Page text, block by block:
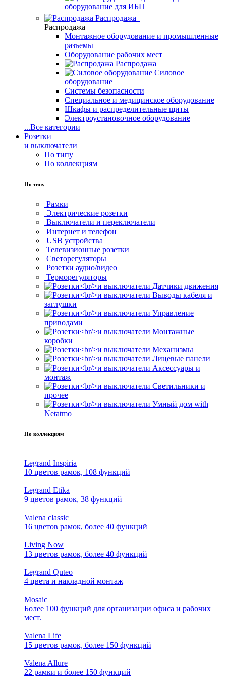
оборудование для ИБП
Распродажа
Распродажа
Монтажное оборудование и промышленные
разъемы
Оборудование рабочих мест
Распродажа
Силовое
оборудование
Системы безопасности
Специальное и медицинское оборудование
Шкафы и распределительные щиты
Электроустановочное оборудование
...Все категории
Розетки
и выключатели
По типу
По коллекциям
По типу
Рамки
Электрические розетки
Выключатели и переключатели
Интернет и телефон
USB устройства
Телевизионные розетки
Светорегуляторы
Розетки аудио/видео
Терморегуляторы
Датчики движения
Выводы кабеля и
заглушки
Управление
приводами
Монтажные
коробки
Механизмы
Лицевые панели
Аксессуары и
монтаж
Светильники и
прочее
Умный дом with
Netatmo
По коллекциям
Legrand Inspiria
10 цветов рамок, 108 функций
Legrand Etika
9 цветов рамок, 38 функций
Valena classic
16 цветов рамок, более 40 функций
Living Now
13 цветов рамок, более 40 функций
Legrand Quteo
4 цвета и накладной монтаж
Mosaic
Более 100 функций для организации офиса и рабочих
мест.
Valena Life
15 цветов рамок, более 150 функций
Valena Allure
22 рамки и более 150 функций